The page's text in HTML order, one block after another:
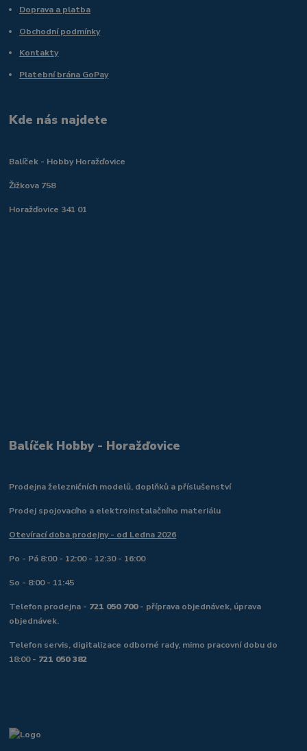
Doprava a platba
Obchodní podmínky
Kontakty
Platební brána GoPay
Kde nás najdete
Balíček - Hobby Horažďovice
Žižkova 758
Horažďovice 341 01
Balíček Hobby - Horažďovice
Prodejna železničních modelů, doplňků a příslušenství
Prodej spojovacího a elektroinstalačního materiálu
Otevírací doba prodejny - od Ledna 2026
Po - Pá 8:00 - 12:00 - 12:30 - 16:00
So - 8:00 - 11:45
Telefon prodejna - 721 050 700- příprava objednávek, úprava
objednávek.
Telefon servis, digitalizace odborné rady, mimo pracovní dobu do
18:00 - 721 050 382